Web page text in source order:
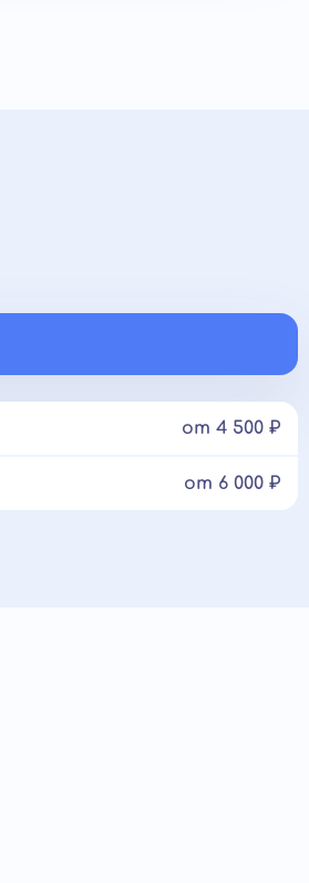
от 4 500 ₽
от 6 000 ₽